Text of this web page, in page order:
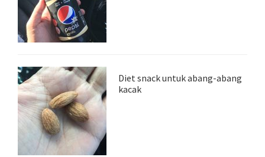
Diet snack untuk abang-abang
kacak